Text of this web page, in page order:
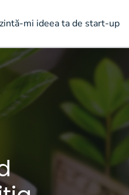
mi ideea ta de start-up